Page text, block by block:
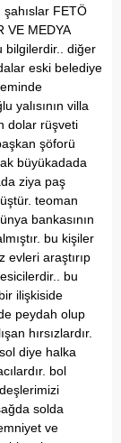
FETÖ
VE MEDYA
bilgilerdir.. diğer
eski belediye
yalısının villa
dolar rüşveti
şöforü
büyükadada
ziya paş
teoman
bankasının
bu kişiler
evleri araştırıp
bu
ilişkiside
peydah olup
hırsızlardır.
diye halka
bol
solda
ve